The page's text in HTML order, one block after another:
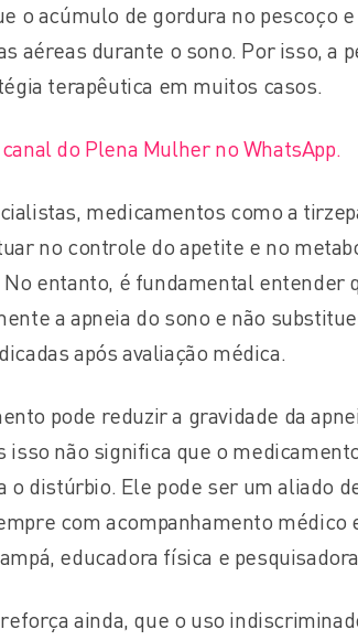
o acúmulo de gordura no pescoço
aéreas durante o sono. Por isso, a
terapêutica em muitos casos.
do Plena Mulher no WhatsApp.
medicamentos como a
no controle do apetite e no
entanto, é fundamental entender
a apneia do sono e não
após avaliação médica.
pode reduzir a gravidade da
isso não significa que o
o distúrbio. Ele pode ser um aliado
com acompanhamento médico
educadora física e
ainda, que o uso